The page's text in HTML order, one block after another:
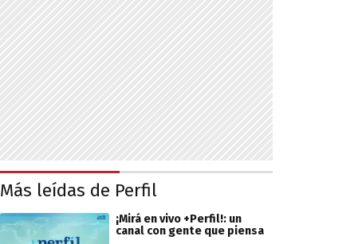
Más leídas de Perfil
¡Mirá en vivo +Perfil!: un
canal con gente que piensa